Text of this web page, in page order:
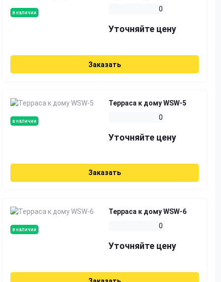
в наличии
0
Уточняйте цену
Заказать
в наличии
Терраса к дому WSW-5
0
Уточняйте цену
Заказать
в наличии
Терраса к дому WSW-6
0
Уточняйте цену